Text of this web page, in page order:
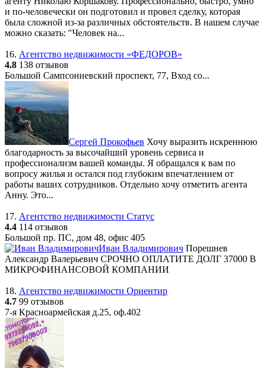
и по-человечески он подготовил и провел сделку, которая
была сложной из-за различных обстоятельств. В нашем случае
можно сказать: "Человек на...
16. Агентство недвижимости «ФЕДОРОВ»
4.8 138 отзывов
Большой Сампсониевский проспект, 77, Вход со...
Сергей Прокофьев Хочу выразить искреннюю
благодарность за высочайший уровень сервиса и
профессионализм вашей команды. Я обращался к вам по
вопросу жилья и остался под глубоким впечатлением от
работы ваших сотрудников. Отдельно хочу отметить агента
Анну. Это...
17. Агентство недвижимости Статус
4.4 114 отзывов
Большой пр. ПС, дом 48, офис 405
Иван Владимирович Порешнев
Александр Валерьевич СРОЧНО ОПЛАТИТЕ ДОЛГ 37000 В
МИКРОФИНАНСОВОЙ КОМПАНИИ
18. Агентство недвижимости Ориентир
4.7 99 отзывов
7-я Красноармейская д.25, оф.402